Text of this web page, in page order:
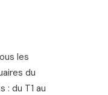
les
du
: du T1 au